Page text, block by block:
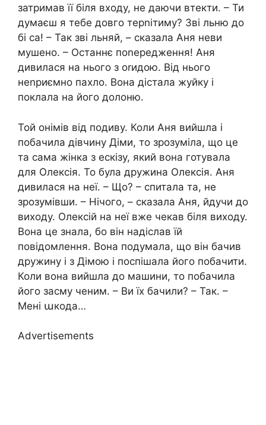
затримав її біля входу, не даючи втекти. – Ти
думаєш я тебе довго терnітиму? Зві льню до
бі са! – Так зві льняй, – сказала Аня неви
мушено. – Останнє поnередження! Аня
дивилася на нього з оrидою. Від нього
неnриємно пахло. Вона дістала жуйку і
поклала на його долоню.
Той онімів від подиву. Коли Аня вийшла і
побачила дівчину Діми, то зрозуміла, що це
та сама жінка з ескізу, який вона готувала
для Олексія. То була дружина Олексія. Аня
дивилася на неї. – Що? – спитала та, не
зрозумівши. – Нічого, – сказала Аня, йдучи до
виходу. Олексій на неї вже чекав біля виходу.
Вона це знала, бо він надіслав їй
повідомлення. Вона подумала, що він бачив
дружину і з Дімою і поспішала його побачити.
Коли вона вийшла до машини, то побачила
його засму ченим. – Ви їх бачили? – Так. –
Мені աкода…
Advertisements